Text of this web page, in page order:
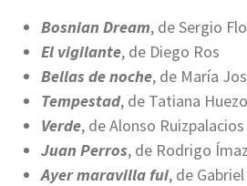
Bosnian Dream, de Sergio
El vigilante, de Diego Ros
Bellas de noche, de María
Tempestad, de Tatiana Huezo
Verde, de Alonso Ruizpalacios
Juan Perros, de Rodrigo Ímaz
Ayer maravilla fui, de